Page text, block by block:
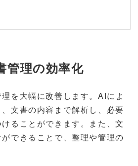
管理の効率化
を大幅に改善します。AIによ
文書の内容まで解析し、必要
ることができます。また、文
できることで、整理や管理の